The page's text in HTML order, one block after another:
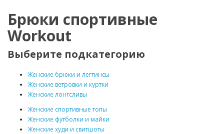
Брюки спортивные
Workout
Выберите подкатегорию
Женские брюки и леггинсы
Женские ветровки и куртки
Женские лонгсливы
Женские спортивные топы
Женские футболки и майки
Женские худи и свитшоты